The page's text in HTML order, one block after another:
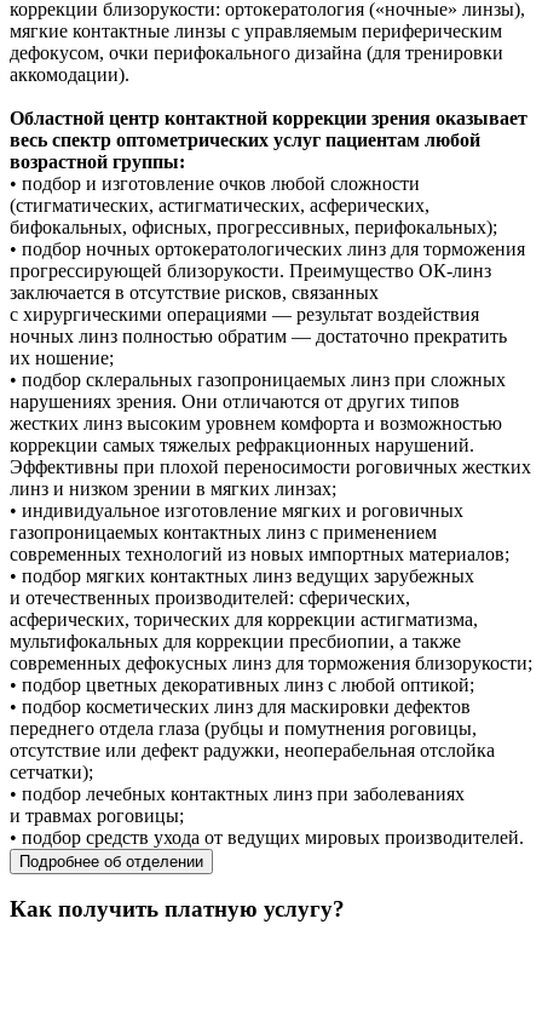
коррекции близорукости: ортокератология («ночные» линзы),
мягкие контактные линзы с управляемым периферическим
дефокусом, очки перифокального дизайна (для тренировки
аккомодации).
Областной центр контактной коррекции зрения оказывает
весь спектр оптометрических услуг пациентам любой
возрастной группы:
• подбор и изготовление очков любой сложности
(стигматических, астигматических, асферических,
бифокальных, офисных, прогрессивных, перифокальных);
• подбор ночных ортокератологических линз для торможения
прогрессирующей близорукости. Преимущество ОК-линз
заключается в отсутствие рисков, связанных
с хирургическими операциями — результат воздействия
ночных линз полностью обратим — достаточно прекратить
их ношение;
• подбор склеральных газопроницаемых линз при сложных
нарушениях зрения. Они отличаются от других типов
жестких линз высоким уровнем комфорта и возможностью
коррекции самых тяжелых рефракционных нарушений.
Эффективны при плохой переносимости роговичных жестких
линз и низком зрении в мягких линзах;
• индивидуальное изготовление мягких и роговичных
газопроницаемых контактных линз с применением
современных технологий из новых импортных материалов;
• подбор мягких контактных линз ведущих зарубежных
и отечественных производителей: сферических,
асферических, торических для коррекции астигматизма,
мультифокальных для коррекции пресбиопии, а также
современных дефокусных линз для торможения близорукости;
• подбор цветных декоративных линз с любой оптикой;
• подбор косметических линз для маскировки дефектов
переднего отдела глаза (рубцы и помутнения роговицы,
отсутствие или дефект радужки, неоперабельная отслойка
сетчатки);
• подбор лечебных контактных линз при заболеваниях
и травмах роговицы;
• подбор средств ухода от ведущих мировых производителей.
Подробнее об отделении
Как получить платную услугу?